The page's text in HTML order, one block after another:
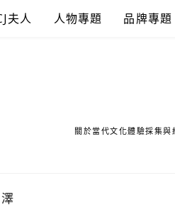
夫人 人物專題 品牌專題
關於當代文化體驗採集